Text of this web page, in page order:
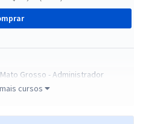
Grosso - Administrador
à vista
cursos